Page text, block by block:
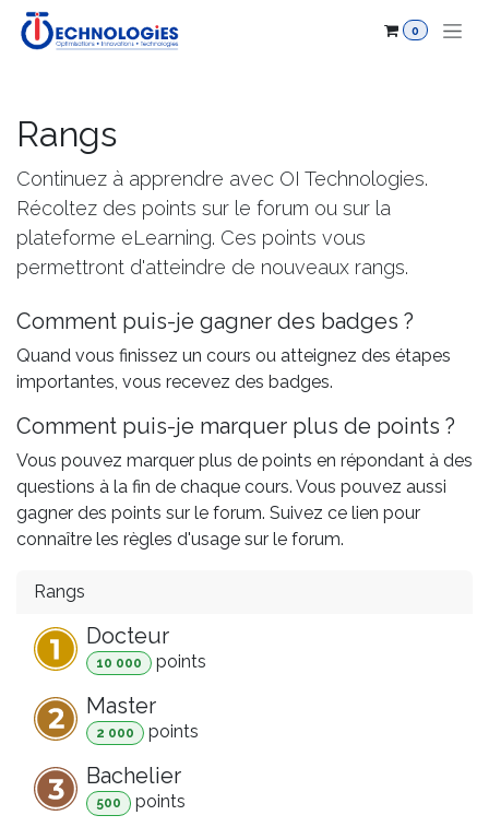
Se rendre au contenu
0
Rangs
Continuez à apprendre avec OI Technologies.
Récoltez des points sur le forum ou sur la
plateforme eLearning. Ces points vous
permettront d'atteindre de nouveaux rangs.
Comment puis-je gagner des badges ?
Quand vous finissez un cours ou atteignez des étapes
importantes, vous recevez des badges.
Comment puis-je marquer plus de points ?
Vous pouvez marquer plus de points en répondant à des
questions à la fin de chaque cours. Vous pouvez aussi
gagner des points sur le forum. Suivez ce lien pour
connaître les règles d'usage sur le forum.
Rangs
Docteur
10 000 points
Master
2 000 points
Bachelier
500 points